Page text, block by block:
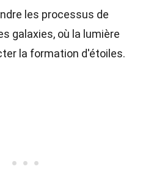
les processus de
galaxies, où la lumière
la formation d'étoiles.